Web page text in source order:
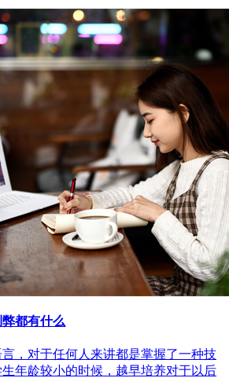
都有什么
，对于任何人来讲都是掌握了一种技
年龄较小的时候，越早培养对于以后